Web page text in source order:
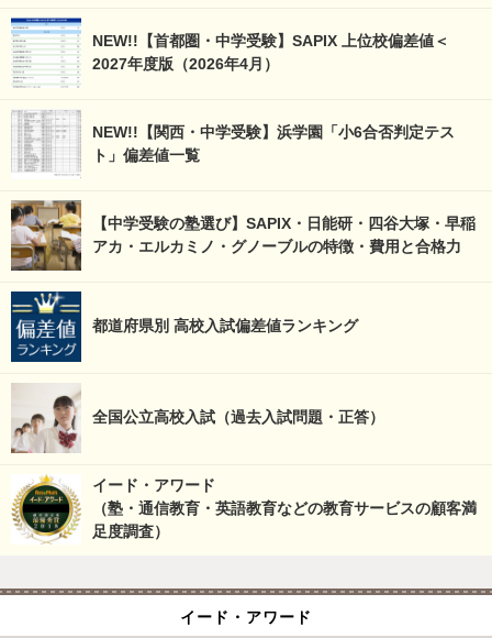
NEW!!【首都圏・中学受験】SAPIX 上位校偏差値＜
2027年度版（2026年4月）
NEW!!【関西・中学受験】浜学園「小6合否判定テス
ト」偏差値一覧
【中学受験の塾選び】SAPIX・日能研・四谷大塚・早稲
アカ・エルカミノ・グノーブルの特徴・費用と合格力
都道府県別 高校入試偏差値ランキング
全国公立高校入試（過去入試問題・正答）
イード・アワード
（塾・通信教育・英語教育などの教育サービスの顧客満
足度調査）
イード・アワード